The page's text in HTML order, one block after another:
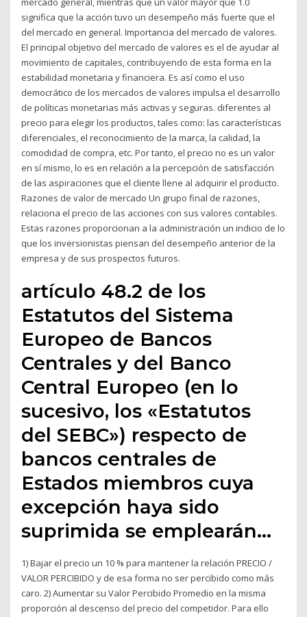
significa que la acción tuvo un desempeño más fuerte que el
del mercado en general. Importancia del mercado de valores.
El principal objetivo del mercado de valores es el de ayudar al
movimiento de capitales, contribuyendo de esta forma en la
estabilidad monetaria y financiera. Es así como el uso
democrático de los mercados de valores impulsa el desarrollo
de políticas monetarias más activas y seguras. diferentes al
precio para elegir los productos, tales como: las características
diferenciales, el reconocimiento de la marca, la calidad, la
comodidad de compra, etc. Por tanto, el precio no es un valor
en sí mismo, lo es en relación a la percepción de satisfacción
de las aspiraciones que el cliente llene al adquirir el producto.
Razones de valor de mercado Un grupo final de razones,
relaciona el precio de las acciones con sus valores contables.
Estas razones proporcionan a la administración un indicio de lo
que los inversionistas piensan del desempeño anterior de la
empresa y de sus prospectos futuros.
artículo 48.2 de los
Estatutos del Sistema
Europeo de Bancos
Centrales y del Banco
Central Europeo (en lo
sucesivo, los «Estatutos
del SEBC») respecto de
bancos centrales de
Estados miembros cuya
excepción haya sido
suprimida se emplearán…
1) Bajar el precio un 10 % para mantener la relación PRECIO /
VALOR PERCIBIDO y de esa forma no ser percibido como más
caro. 2) Aumentar su Valor Percibido Promedio en la misma
proporción al descenso del precio del competidor. Para ello